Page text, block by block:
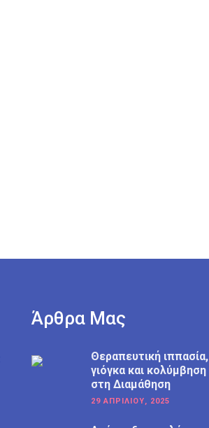
Άρθρα Μας
Θεραπευτική ιππασία,
γιόγκα και κολύμβηση
στη Διαμάθηση
29 ΑΠΡΙΛΊΟΥ, 2025